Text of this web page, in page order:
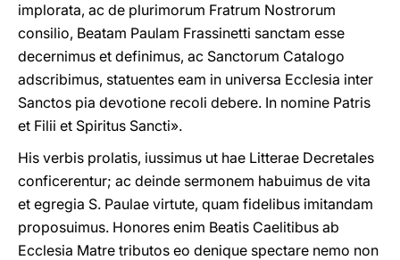
implorata, ac de plurimorum Fratrum Nοstrorum
consilio, Beatam Paulam Frassinetti sanctam esse
decernimus et definimus, ac Sanctorum Catalogo
adscribimus, statuentes eam in universa Ecclesia inter
Sanctοs pia devotione recoli debere. In nomine Patris
et Filii et Spiritus Sancti».
His verbis prolatis, iussimus ut hae Litterae Decretales
conficerentur; ac deinde sermonem habuimus de vita
et egregia S. Paulae virtute, quam fidelibus imitandam
proposuimus. Honores enim Beatis Caelitibus ab
Ecclesia Matre tributos eo denique spectare nemo non